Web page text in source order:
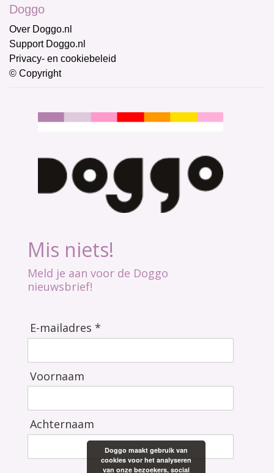
Doggo
Over Doggo.nl
Support Doggo.nl
Privacy- en cookiebeleid
© Copyright
Mis niets!
Meld je aan voor de Doggo
nieuwsbrief!
E-mailadres *
Voornaam
Achternaam
Doggo maakt gebruik van
cookies voor het analyseren
van onze bezoekers, social